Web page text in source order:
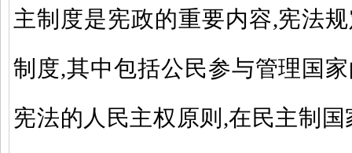
主制度是宪政的重要内容,宪法
制度,其中包括公民参与管理国
宪法的人民主权原则,在民主制